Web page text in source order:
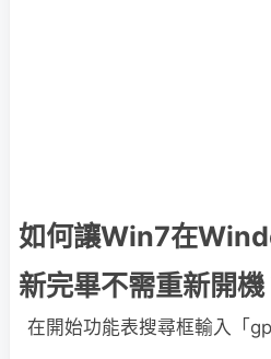
如何讓Win7在
新完畢不需重新開機
在開始功能表搜尋框輸入「